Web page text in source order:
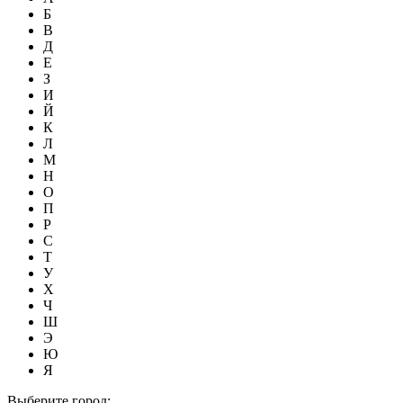
Б
В
Д
Е
З
И
Й
К
Л
М
Н
О
П
Р
С
Т
У
Х
Ч
Ш
Э
Ю
Я